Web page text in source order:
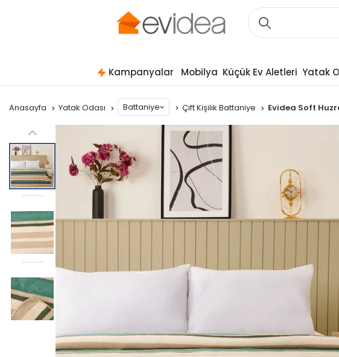
Kampanyalar Mobilya Küçük Ev Aletleri Yatak
Anasayfa Yatak Odası Battaniye Çift Kişilik Battaniye Evidea Soft